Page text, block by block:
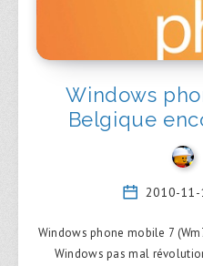
Windows
Belgique
2010-11-
Windows phone mobile 7
Windows pas mal